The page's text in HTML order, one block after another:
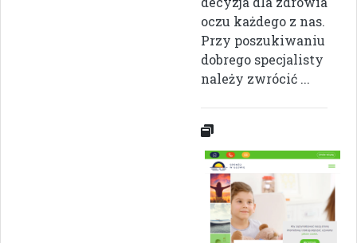
oczu każdego z nas.
Przy poszukiwaniu
dobrego specjalisty
należy zwrócić ...